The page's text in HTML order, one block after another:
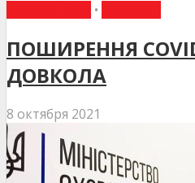
•
ПОШИРЕННЯ
ДОВКОЛА
8 октября 2021